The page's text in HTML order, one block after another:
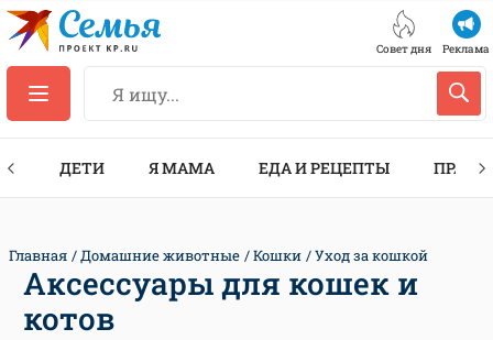
Совет дня Реклама
ДЕТИ Я МАМА ЕДА И РЕЦЕПТЫ
Главная Домашние животные Кошки Уход за кошкой
Аксессуары для кошек и
котов